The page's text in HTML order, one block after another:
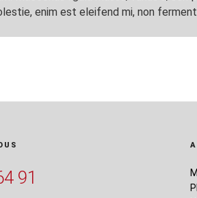
enim est eleifend mi, non
91